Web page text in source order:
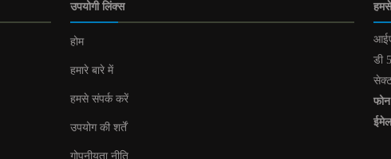
उपयोगी लिंक्स
होम
हमारे बारे में
हमसे संपर्क करें
उपयोग की शर्तें
गोपनीयता नीति
डी